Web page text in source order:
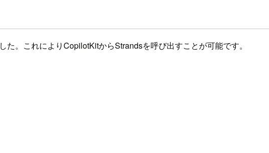
た。これによりCopilotKitからStrandsを呼び出すことが可能です。